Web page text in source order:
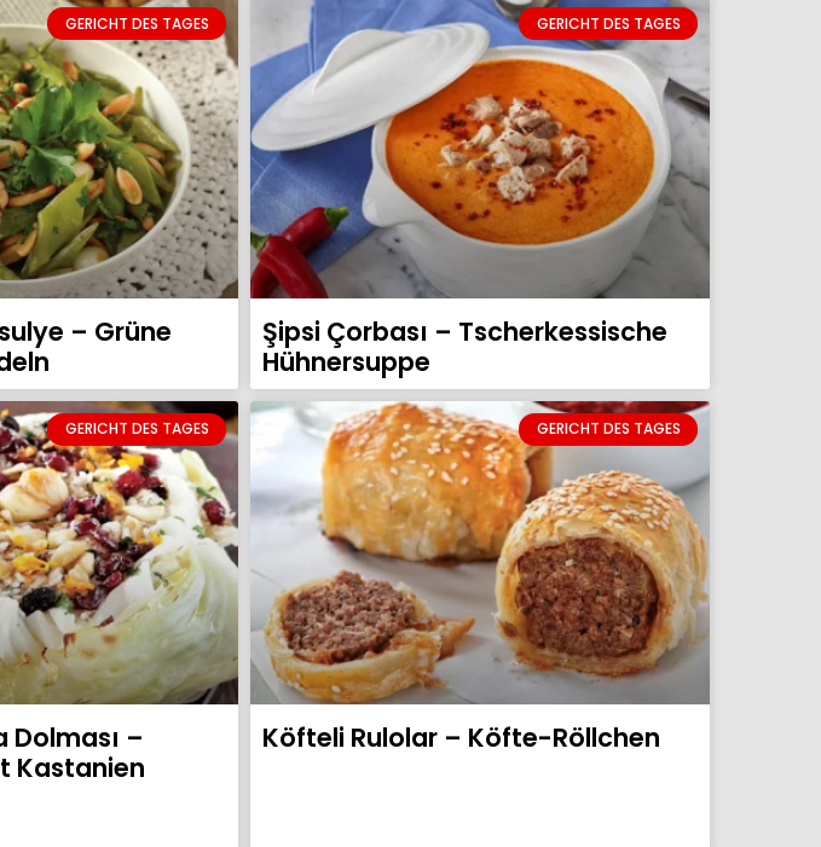
GERICHT DES TAGES
– Grüne
GERICHT DES TAGES
Şipsi Çorbası – Tscherkessische
Hühnersuppe
GERICHT DES TAGES
Dolması –
Kastanien
GERICHT DES TAGES
Köfteli Rulolar – Köfte-Röllchen